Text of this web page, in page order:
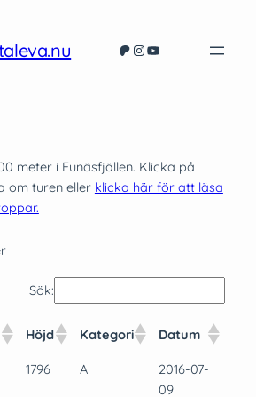
Patreon
Instagram
YouTube
meter i Funäsfjällen. Klicka på
om turen eller klicka här för att läsa
Sök:
Höjd Kategori Datum
1796 A
2016-07-
09